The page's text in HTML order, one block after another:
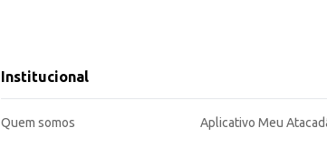
Institucional
Quem somos Aplicativo Meu